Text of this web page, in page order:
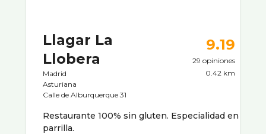
Llagar La
Llobera
Madrid
Asturiana
Calle de Alburquerque 31
9.19
29 opiniones
0.42 km
Restaurante 100% sin gluten. Especialidad en
parrilla.